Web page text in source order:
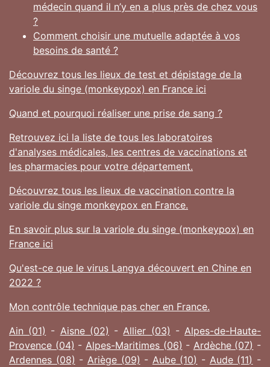
médecin quand il n’y en a plus près de chez vous
?
Comment choisir une mutuelle adaptée à vos
besoins de santé ?
Découvrez tous les lieux de test et dépistage de la
variole du singe (monkeypox) en France ici
Quand et pourquoi réaliser une prise de sang ?
Retrouvez ici la liste de tous les laboratoires
d'analyses médicales, les centres de vaccinations et
les pharmacies pour votre département.
Découvrez tous les lieux de vaccination contre la
variole du singe monkeypox en France.
En savoir plus sur la variole du singe (monkeypox) en
France ici
Qu'est-ce que le virus Langya découvert en Chine en
2022 ?
Mon contrôle technique pas cher en France.
Ain (01) - Aisne (02) -Allier (03) -Alpes-de-Haute-
Provence (04) - Alpes-Maritimes (06) - Ardèche (07) -
Ardennes (08) - Ariège (09) - Aube (10) - Aude (11) -